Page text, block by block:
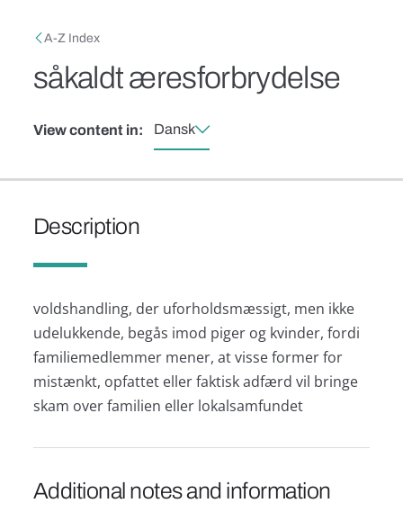
Breadcrumb
A-Z Index
såkaldt æresforbrydelse
View content in: Dansk
Description
voldshandling, der uforholdsmæssigt, men ikke
udelukkende, begås imod piger og kvinder, fordi
familiemedlemmer mener, at visse former for
mistænkt, opfattet eller faktisk adfærd vil bringe
skam over familien eller lokalsamfundet
Additional notes and information